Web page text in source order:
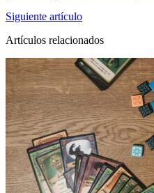
Siguiente artículo
Artículos relacionados